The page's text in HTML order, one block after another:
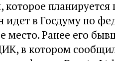
планируется
идет в Госдуму по
место. Ранее его
в котором